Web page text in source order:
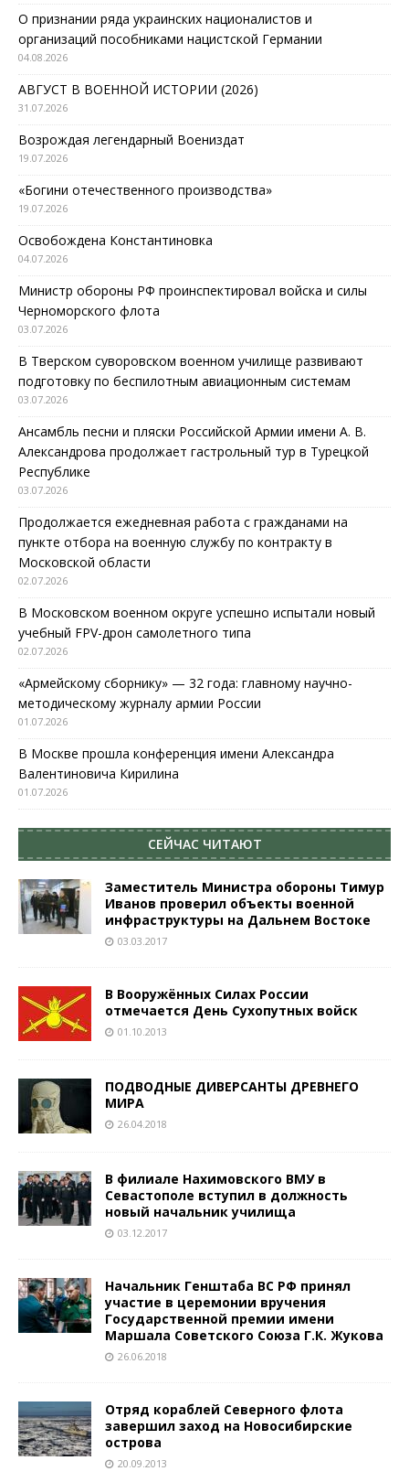
О признании ряда украинских националистов и
организаций пособниками нацистской Германии
04.08.2026
АВГУСТ В ВОЕННОЙ ИСТОРИИ (2026)
31.07.2026
Возрождая легендарный Воениздат
19.07.2026
«Богини отечественного производства»
19.07.2026
Освобождена Константиновка
04.07.2026
Министр обороны РФ проинспектировал войска и силы
Черноморского флота
03.07.2026
В Тверском суворовском военном училище развивают
подготовку по беспилотным авиационным системам
03.07.2026
Ансамбль песни и пляски Российской Армии имени А. В.
Александрова продолжает гастрольный тур в Турецкой
Республике
03.07.2026
Продолжается ежедневная работа с гражданами на
пункте отбора на военную службу по контракту в
Московской области
02.07.2026
В Московском военном округе успешно испытали новый
учебный FPV-дрон самолетного типа
02.07.2026
«Армейскому сборнику» — 32 года: главному научно-
методическому журналу армии России
01.07.2026
В Москве прошла конференция имени Александра
Валентиновича Кирилина
01.07.2026
СЕЙЧАС ЧИТАЮТ
Заместитель Министра обороны Тимур
Иванов проверил объекты военной
инфраструктуры на Дальнем Востоке
03.03.2017
В Вооружённых Силах России
отмечается День Сухопутных войск
01.10.2013
ПОДВОДНЫЕ ДИВЕРСАНТЫ ДРЕВНЕГО
МИРА
26.04.2018
В филиале Нахимовского ВМУ в
Севастополе вступил в должность
новый начальник училища
03.12.2017
Начальник Генштаба ВС РФ принял
участие в церемонии вручения
Государственной премии имени
Маршала Советского Союза Г.К. Жукова
26.06.2018
Отряд кораблей Северного флота
завершил заход на Новосибирские
острова
20.09.2013